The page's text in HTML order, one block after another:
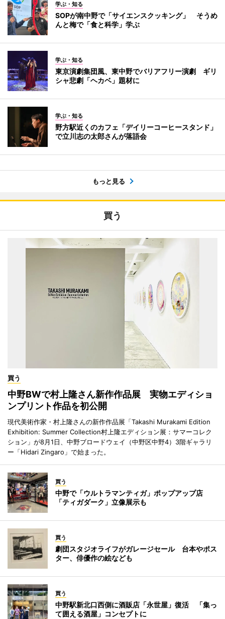
学ぶ・知る
SOPが南中野で「サイエンスクッキング」 そうめ
んと梅で「食と科学」学ぶ
学ぶ・知る
東京演劇集団風、東中野でバリアフリー演劇 ギリ
シャ悲劇「ヘカベ」題材に
学ぶ・知る
野方駅近くのカフェ「デイリーコーヒースタンド」
で立川志の太郎さんが落語会
もっと見る
買う
買う
中野BWで村上隆さん新作作品展 実物エディショ
ンプリント作品を初公開
現代美術作家・村上隆さんの新作作品展「Takashi Murakami Edition
Exhibition: Summer Collection村上隆エディション展：サマーコレク
ション」が8月1日、中野ブロードウェイ（中野区中野4）3階ギャラリ
ー「Hidari Zingaro」で始まった。
買う
中野で「ウルトラマンティガ」ポップアップ店
「ティガダーク」立像展示も
買う
劇団スタジオライフがガレージセール 台本やポス
ター、俳優作の絵なども
買う
中野駅新北口西側に酒販店「永世屋」復活 「集っ
て囲える酒屋」コンセプトに